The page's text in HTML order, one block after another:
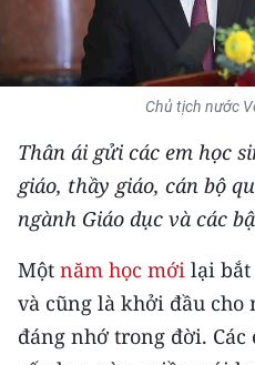
KHOA HỌC - CÔNG NGHỆ
MÔI TRƯỜNG
KIỂM CHỨNG THÔNG TIN
TRI THỨC CHUYÊN SÂU
54 DÂN TỘC VIỆT NAM
CHƯƠNG TRÌNH OCOP -
Chủ tịch nước
Thân ái gửi các em học
giáo, thầy giáo, cán bộ
ngành Giáo dục và các
Một năm học mới lại
và cũng là khởi đầu cho
đáng nhớ trong đời.